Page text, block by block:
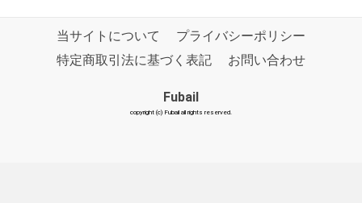
当サイトについて
プライバシーポリシー
特定商取引法に基づく表記
お問い合わせ
Fubail
copyright (c) Fubail all rights reserved.